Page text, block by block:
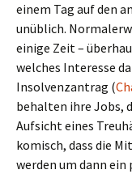
einem Tag auf den
unüblich.
einige Zeit –
welches Interesse
Insolvenzantrag (
behalten ihre Jobs,
Aufsicht eines
komisch, dass die
werden um dann ein